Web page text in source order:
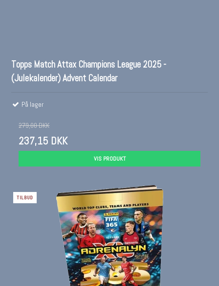
Topps Match Attax Champions League 2025 -
(Julekalender) Advent Calendar
På lager
279,00 DKK
237,15 DKK
VIS PRODUKT
TILBUD